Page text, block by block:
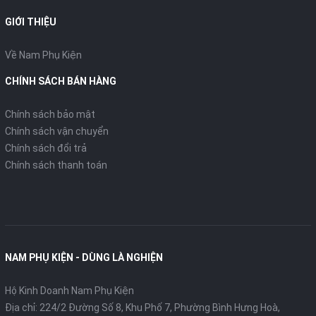
● Trọng lượng: 349g
GIỚI THIỆU
Về Nam Phụ Kiện
CHÍNH SÁCH BÁN HÀNG
Chính sách bảo mật
Chính sách vận chuyển
Chính sách đổi trả
Chính sách thanh toán
NAM PHỤ KIỆN - DÙNG LÀ NGHIỆN
Hộ Kinh Doanh Nam Phụ Kiện
Địa chỉ: 224/2 Đường Số 8, Khu Phố 7, Phường Bình Hưng Hoà,